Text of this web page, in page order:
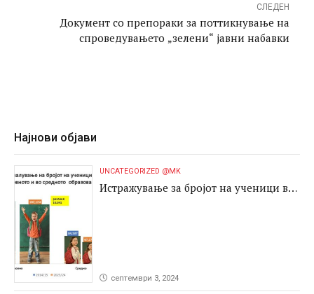
СЛЕДЕН
Документ со препораки за поттикнување на
спроведувањето „зелени“ јавни набавки
Најнови објави
UNCATEGORIZED @MK
Истражување за бројот на ученици во
септември 3, 2024